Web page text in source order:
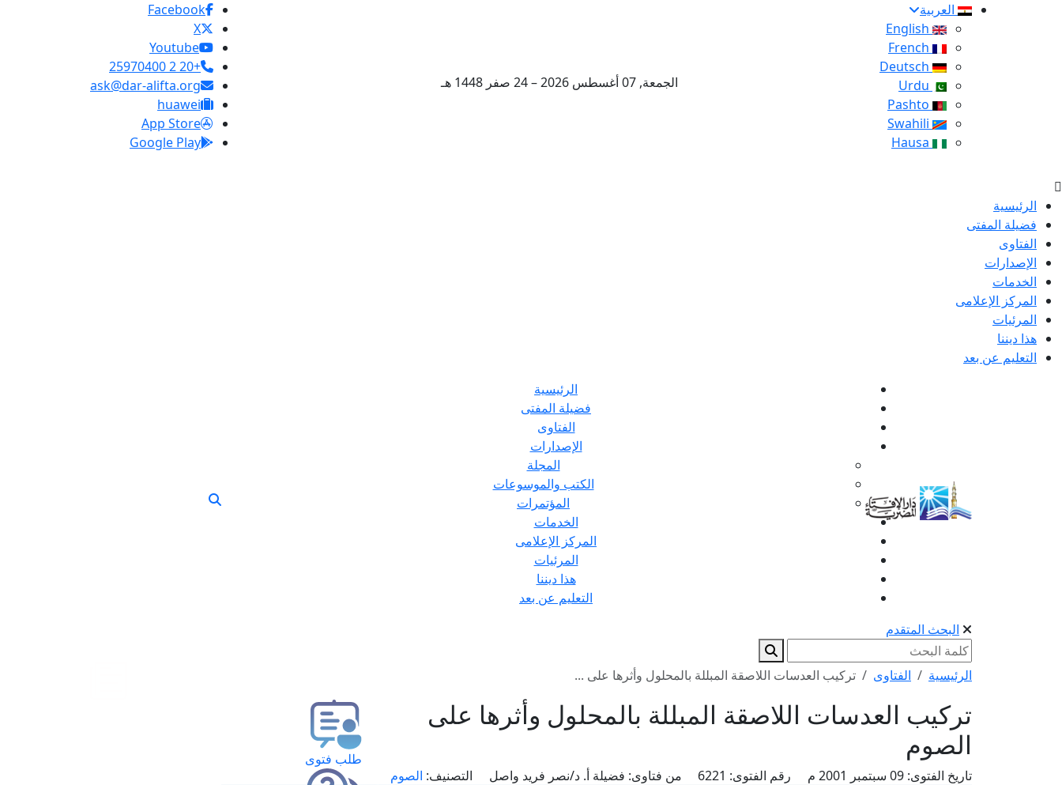
العربية
الجمعة, 07 أغسطس 2026 – 24 صفر 1448 هـ
Facebook
X
Youtube
+20 2 25970400
ask@dar-alifta.org
huawei
App Store
Google Play
الرئيسية
فضيلة المفتى
الفتاوى
الإصدارات
الخدمات
المركز الإعلامى
المرئيات
هذا ديننا
التعليم عن بعد
الرئيسية
فضيلة المفتى
الفتاوى
الإصدارات
المجلة
الكتب والموسوعات
المؤتمرات
الخدمات
المركز الإعلامى
المرئيات
هذا ديننا
التعليم عن بعد
البحث المتقدم
الرئيسية الفتاوى تركيب العدسات اللاصقة المبللة بالمحلول وأثرها على ...
تركيب العدسات اللاصقة المبللة بالمحلول وأثرها على
الصوم
تاريخ الفتوى: رقم الفتوى: من فتاوى: فضيلة أ. د/نصر فريد واصل التصنيف: الصوم
طلب فتوى